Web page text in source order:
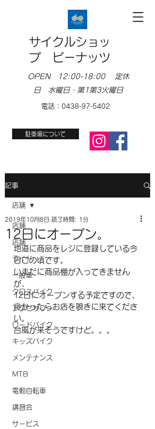
サイクルショッ
プ ピーナッツ
OPEN 12:00-18:00 定休
日 水曜日・第1第3火曜日
電話：0438-97-5402
駐車場について
記事
店舗
店舗
ライド
一般車
クロスバイク
アクセサリー
ロードバイク
キッズバイク
メンテナンス
MTB
電動自転車
講習会
サービス
店舗
12日にオープン。
2019年10月8日 読了時間: 1分
地道に商品をレジに登録している今
日この頃です。
いまだに商品棚が入ってきません
が、
12日にオープンする予定ですので、
良かったらお店を覗きに来てくださ
い。
台風が来そうですけど。。。